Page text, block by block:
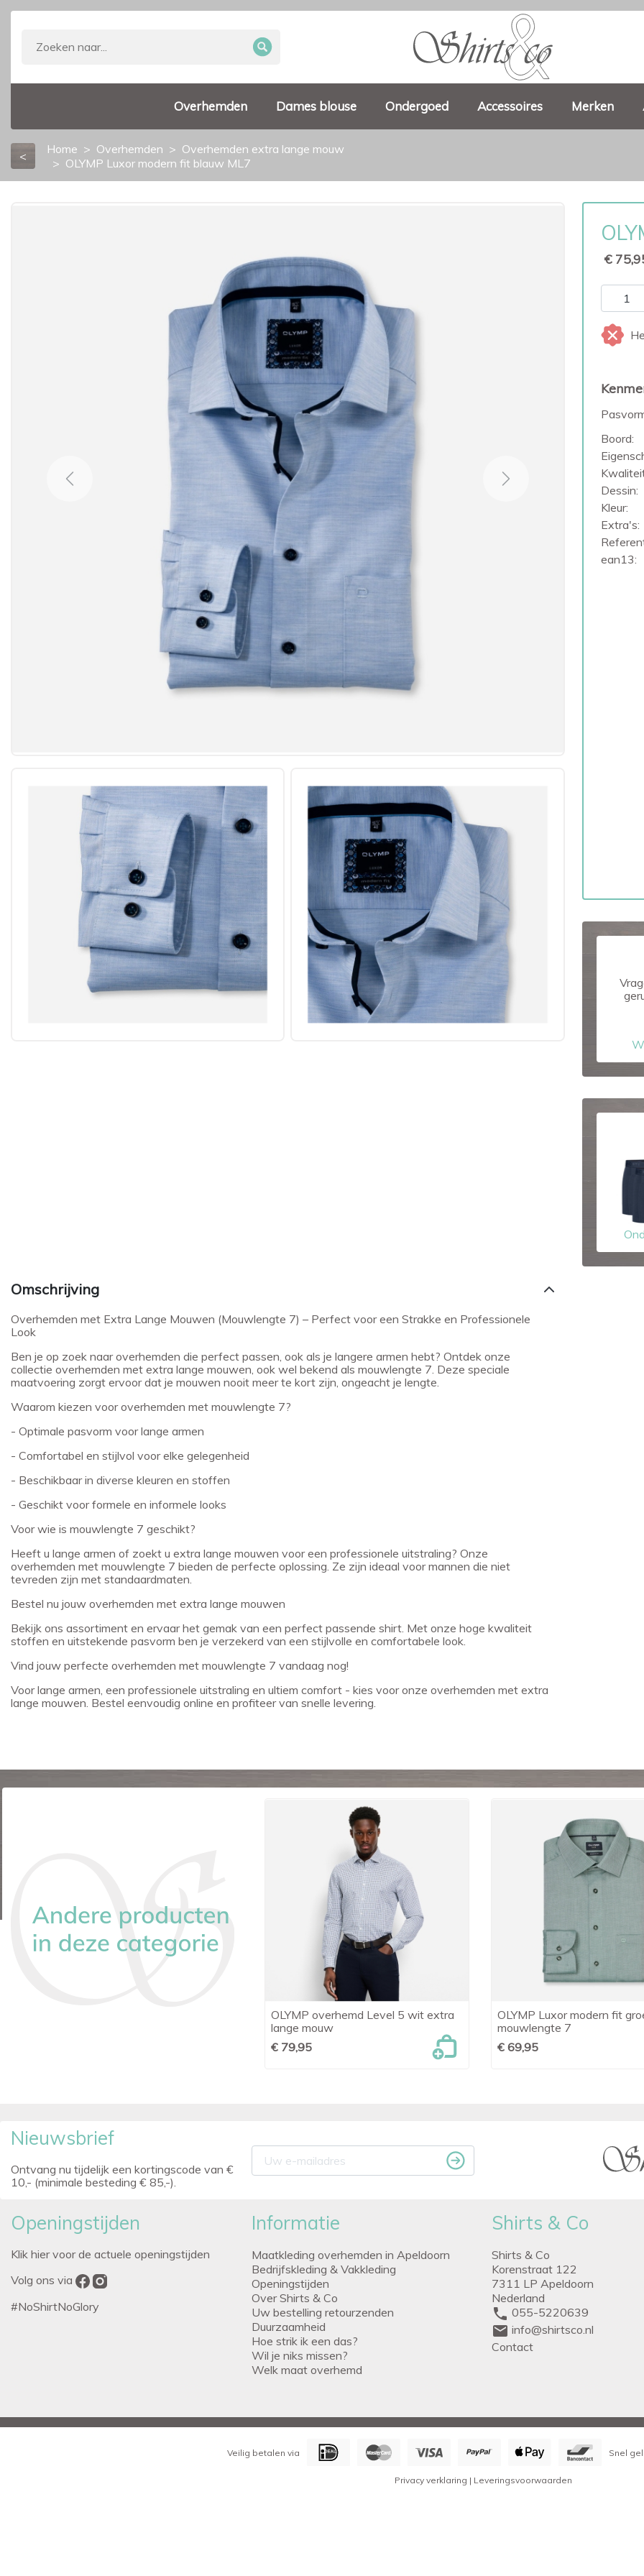
Overhemden Dames blouse Ondergoed Accessoires Merken
< Home Overhemden
Overhemden extra lange mouw
OLYMP Luxor modern fit blauw ML7
Previous Next
€
Boord:
Dessin:
Kleur:
Extra's:
ean13:
Omschrijving
Overhemden met Extra Lange Mouwen (Mouwlengte 7) – Perfect voor een Strakke en Professionele
Look
Ben je op zoek naar overhemden die perfect passen, ook als je langere armen hebt? Ontdek onze
collectie overhemden met extra lange mouwen, ook wel bekend als mouwlengte 7. Deze speciale
maatvoering zorgt ervoor dat je mouwen nooit meer te kort zijn, ongeacht je lengte.
Waarom kiezen voor overhemden met mouwlengte 7?
- Optimale pasvorm voor lange armen
- Comfortabel en stijlvol voor elke gelegenheid
- Beschikbaar in diverse kleuren en stoffen
- Geschikt voor formele en informele looks
Voor wie is mouwlengte 7 geschikt?
Heeft u lange armen of zoekt u extra lange mouwen voor een professionele uitstraling? Onze
overhemden met mouwlengte 7 bieden de perfecte oplossing. Ze zijn ideaal voor mannen die niet
tevreden zijn met standaardmaten.
Bestel nu jouw overhemden met extra lange mouwen
Bekijk ons assortiment en ervaar het gemak van een perfect passende shirt. Met onze hoge kwaliteit
stoffen en uitstekende pasvorm ben je verzekerd van een stijlvolle en comfortabele look.
Vind jouw perfecte overhemden met mouwlengte 7 vandaag nog!
Voor lange armen, een professionele uitstraling en ultiem comfort - kies voor onze overhemden met extra
lange mouwen. Bestel eenvoudig online en profiteer van snelle levering.
 Snel bekijken
OLYMP overhemd Level 5 wit extra
lange mouw
€ 79,95
 Snel bekijken
OLYMP Luxor modern fit
mouwlengte 7
€ 69,95
Nieuwsbrief
Ontvang nu tijdelijk een kortingscode van €
10,- (minimale besteding € 85,-).
Openingstijden
Klik hier voor de actuele openingstijden
Volg ons via
#NoShirtNoGlory
Informatie
Maatkleding overhemden in Apeldoorn
Bedrijfskleding & Vakkleding
Openingstijden
Over Shirts & Co
Uw bestelling retourzenden
Duurzaamheid
Hoe strik ik een das?
Wil je niks missen?
Welk maat overhemd
Shirts & Co
Shirts & Co
Korenstraat 122
7311 LP Apeldoorn
Nederland
phone 055-5220639
mail info@shirtsco.nl
Contact
Veilig betalen via Snel
Privacy verklaring | Leveringsvoorwaarden